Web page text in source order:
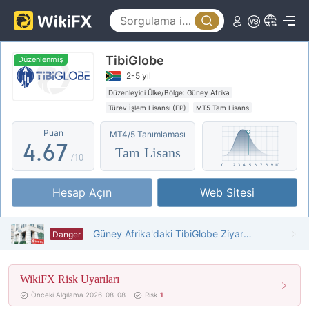
Düzenlenmiş TibiGlobe
2-5 yıl
Düzenleyici Ülke/Bölge: Güney Afrika
Türev İşlem Lisansı (EP)
MT5 Tam Lisans
Küresel İşletme
Yüksek düzeyde potansiyel risk
Puan
0
1
2
3
4
5
6
7
8
9
.
1
2
3
5
6
7
8
9
2
3
4
6
7
8
9
/10
MT4/5 Tanımlaması
Tam Lisans
Hesap Açın Web Sitesi
Danger Güney Afrika'daki TibiGlobe Ziyareti - Ofis Bulunamadı
WikiFX Risk Uyarıları
Önceki Algılama 2026-08-08 Risk 1